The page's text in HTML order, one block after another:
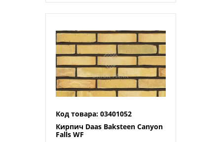
Код товара: 03401052
Кирпич Daas Baksteen Canyon
Falls WF